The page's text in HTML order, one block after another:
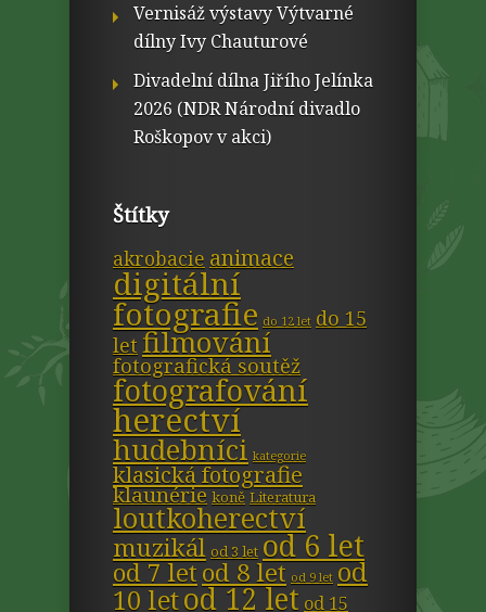
Vernisáž výstavy Výtvarné
dílny Ivy Chauturové
Divadelní dílna Jiřího Jelínka
2026 (NDR Národní divadlo
Roškopov v akci)
Štítky
akrobacie animace
digitální
fotografie do 12 let do 15
let filmování
fotografická soutěž
fotografování
herectví
hudebníci kategorie
klasická fotografie
klaunérie koně Literatura
loutkoherectví
muzikál od 3 let od 6 let
od 7 letod 8 let od 9 let od
10 letod 12 let od 15